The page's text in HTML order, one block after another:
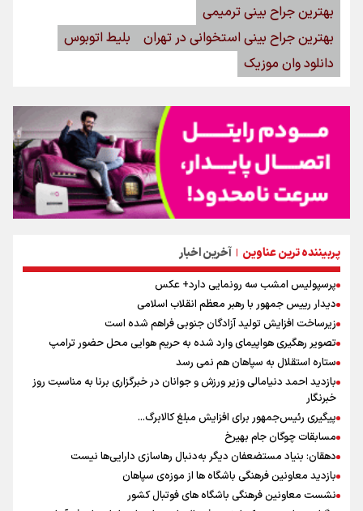
پربیننده ترین عناوین | آخرین اخبار
پرسپولیس امشب سه رونمایی دارد+ عکس
دیدار رییس جمهور با رهبر معظم انقلاب اسلامی
زیرساخت افزایش تولید آزادگان جنوبی فراهم شده است
تصویر رهگیری هواپیمای وارد شده به حریم هوایی محل حضور ترامپ
ستاره استقلال به سپاهان هم نمی رسد
بازدید احمد دنیامالی وزیر ورزش و جوانان در خبرگزاری برنا به مناسبت روز
خبرنگار
پیگیری رئیس‌جمهور برای افزایش مبلغ کالابرگ...
مسابقات چوگان جام بهیرخ
دهقان: بنیاد مستضعفان دیگر به‌دنبال رهاسازی دارایی‌ها نیست
بازدید معاونین فرهنگی باشگاه ها از موزه‌ی سپاهان
نشست معاونین فرهنگی باشگاه های فوتبال کشور
بهترین جراح بینی ترمیمی
بهترین جراح بینی استخوانی در تهران
بلیط اتوبوس
دانلود وان موزیک